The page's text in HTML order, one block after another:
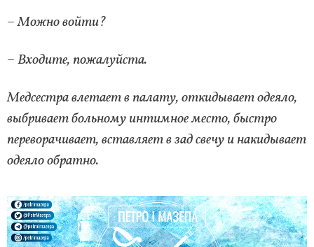
– Можно войти?
– Входите, пожалуйста.
Медсестра влетает в палату, откидывает одеяло,
выбривает больному интимное место, быстро
переворачивает, вставляет в зад свечу и накидывает
одеяло обратно.